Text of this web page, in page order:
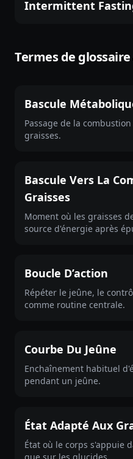
Intermittent
Termes de glossaire
Bascule
Passage de la
graisses.
Bascule Vers La
Graisses
Moment où les graisses
source d'énergie après
Boucle D’action
Répéter le jeûne, le
comme routine centrale.
Courbe Du Jeûne
Enchaînement habituel
pendant un jeûne.
État Adapté Aux
État où le corps s'appuie